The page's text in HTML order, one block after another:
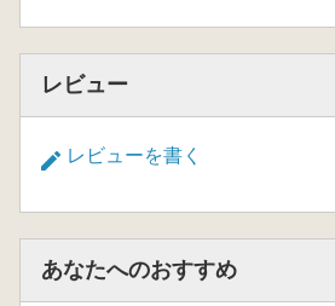
レビュー
レビューを書く
あなたへのおすすめ